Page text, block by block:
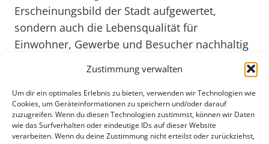
Zustimmung verwalten
Um dir ein optimales Erlebnis zu bieten, verwenden wir Technologien wie
Cookies, um Geräteinformationen zu speichern und/oder darauf
zuzugreifen. Wenn du diesen Technologien zustimmst, können wir Daten
wie das Surfverhalten oder eindeutige IDs auf dieser Website
verarbeiten. Wenn du deine Zustimmung nicht erteilst oder zurückziehst,
Erscheinungsbild der Stadt aufgewertet,
sondern auch die Lebensqualität für
Einwohner, Gewerbe und Besucher nachhaltig
und Gehwege berücksichtigt, sondern auch
Grünflächen, Plätze und öffentliche
Einrichtungen, die von der Räumung
profitieren.